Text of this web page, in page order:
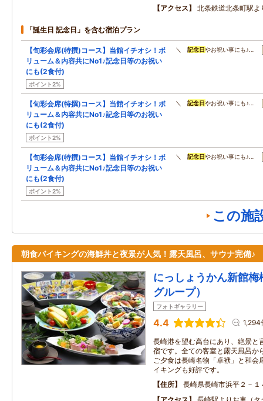
アクセス
北条鉄道北条町駅よ
「誕生日 記念日」を含む宿泊プラン
【旬彩会席(特撰)コース】当館イチオシ！ボ
リューム＆内容共にNo1♪記念日等のお祝い
にも(2食付)
ポイント2%
＼記念日やお祝い事にも♪…
【旬彩会席(特撰)コース】当館イチオシ！ボ
リューム＆内容共にNo1♪記念日等のお祝い
にも(2食付)
ポイント2%
＼記念日やお祝い事にも♪…
【旬彩会席(特撰)コース】当館イチオシ！ボ
リューム＆内容共にNo1♪記念日等のお祝い
にも(2食付)
ポイント2%
＼記念日やお祝い事にも♪…
この施
朝食バイキングの海鮮丼と夜景が人気！露天風呂、サウナ完備♪
にっしょうかん新館
グループ）
フォトギャラリー
4.4 1,294
長崎港を望む高台にあり、絶景と
宿です。全ての客室と露天風呂か
ご夕食は長崎名物「卓袱」と和会
イキングも好評です。
住所
長崎県長崎市浜平２－１